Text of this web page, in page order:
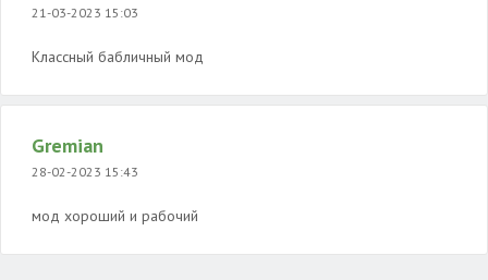
21-03-2023 15:03
Классный бабличный мод
Gremian
28-02-2023 15:43
мод хороший и рабочий